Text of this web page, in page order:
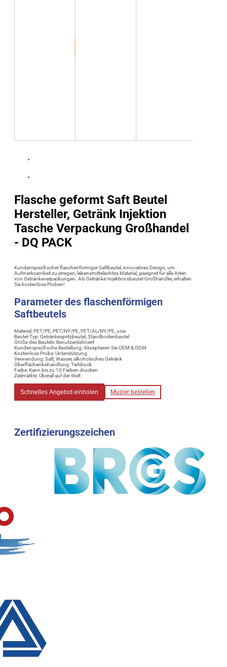
Flasche geformt Saft Beutel
Hersteller, Getränk Injektion
Tasche Verpackung Großhandel
- DQ PACK
Kundenspezifischer flaschenförmiger Saftbeutel, innovatives Design, um
Aufmerksamkeit zu erregen, lebensmittelechtes Material, geeignet für alle Arten
von Getränkeverpackungen. Als Getränke-Injektionsbeutel-Großhändler, erhalten
Sie kostenlose Proben!
Parameter des flaschenförmigen
Saftbeutels
Material: PET/PE, PET/NY/PE, PET/AL/NY/PE, usw.
Beutel-Typ: Getränkespritzbeutel, Standbodenbeutel
Größe des Beutels: Benutzerdefiniert
Kundenspezifische Bestellung: Akzeptieren Sie OEM & ODM
Kostenlose Probe: Unterstützung
Verwendung: Saft, Wasser, alkoholisches Getränk
Oberflächenbehandlung: Tiefdruck
Farbe: Kann bis zu 10 Farben drucken
Zielmärkte: Überall auf der Welt
Schnelles Angebot einholen Muster bestellen
Zertifizierungszeichen